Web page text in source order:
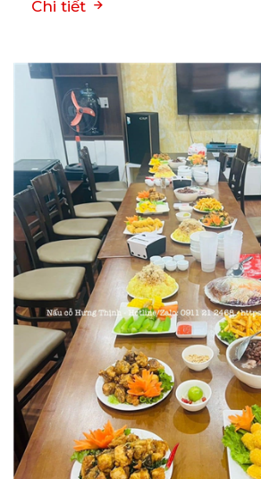
Chi tiết